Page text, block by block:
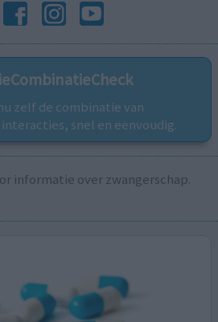
zelf de combinatie van
snel en eenvoudig.
informatie over zwangerschap.